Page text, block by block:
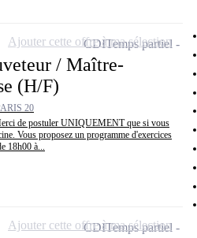
/ Maître-
(H/F)
20
de postuler UNIQUEMENT que si vous
Vous proposez un programme d'exercices
18h00 à...
CDITemps partiel
Ajouter cette offre à ma sélection
CDITemps partiel
Ajouter cette offre à ma sélection